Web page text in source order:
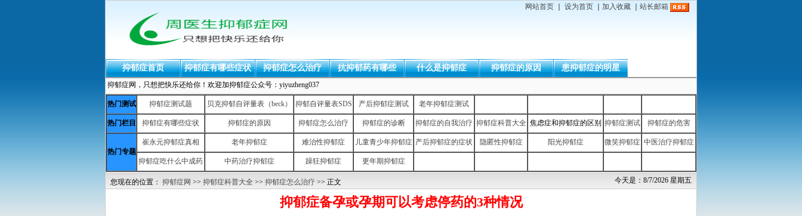
网站首页 设为首页 加入收藏 站长邮箱
抑郁症首页 抑郁症有哪些症状 抑郁症怎么治疗 抗抑郁药有哪些 什么是抑郁症 抑郁症的原因 患抑郁症的明星
抑郁症网，只想把快乐还给你！欢迎加抑郁症公众号：yiyuzheng037
热门测试 抑郁症测试题 贝克抑郁自评量表（beck） 抑郁自评量表SDS 产后抑郁症测试 老年抑郁症测试
热门栏目 抑郁症有哪些症状 抑郁症的原因 抑郁症怎么治疗 抑郁症的诊断 抑郁症的自我治疗 抑郁症科普大全 焦虑症和抑郁症的区别 抑郁症测试 抑郁症的危害
热门专题
崔永元抑郁症真相 老年抑郁症 难治性抑郁症 儿童青少年抑郁症 产后抑郁症的症状 隐匿性抑郁症 阳光抑郁症 微笑抑郁症 中医治疗抑郁症
抑郁症吃什么中成药 中药治疗抑郁症 躁狂抑郁症 更年期抑郁症
今天是：8/7/2026 星期五
您现在的位置： 抑郁症网 >> 抑郁症科普大全 >> 抑郁症怎么治疗 >> 正文
抑郁症备孕或孕期可以考虑停药的3种情况